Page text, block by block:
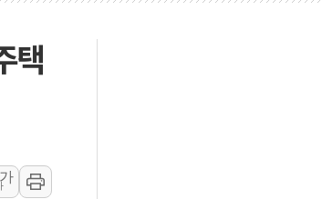
닷컴, 쓱7클럽 회원 전용 특가전…12일까지 150여 종 선보
동차그룹, 7월 판매 25만대…수출 202% 급증
] 카카오톡-쿠팡이츠와 손 잡는다
택
가